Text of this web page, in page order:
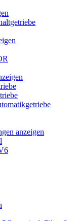
anzeigen